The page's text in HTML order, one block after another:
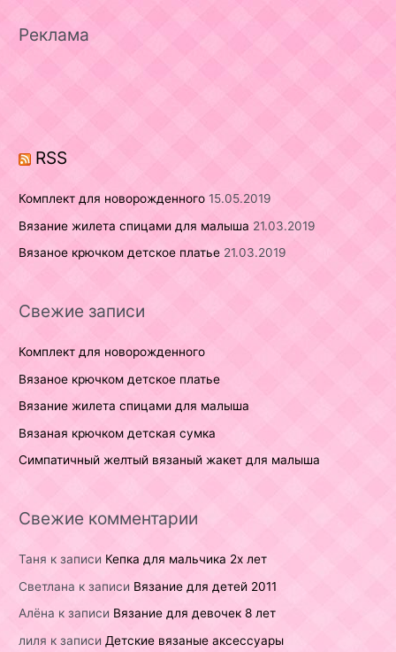
r
:
Реклама
RSS
Комплект для новорожденного 15.05.2019
Вязание жилета спицами для малыша 21.03.2019
Вязаное крючком детское платье 21.03.2019
Свежие записи
Комплект для новорожденного
Вязаное крючком детское платье
Вязание жилета спицами для малыша
Вязаная крючком детская сумка
Симпатичный желтый вязаный жакет для малыша
Свежие комментарии
Таня к записи Кепка для мальчика 2х лет
Светлана к записи Вязание для детей 2011
Алёна к записи Вязание для девочек 8 лет
лиля к записи Детские вязаные аксессуары